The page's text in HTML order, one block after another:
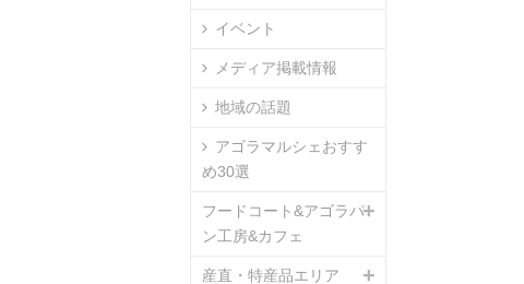
イベント
メディア掲載情報
地域の話題
アゴラマルシェおすす
め30選
フードコート&アゴラパ
ン工房&カフェ
産直・特産品エリア